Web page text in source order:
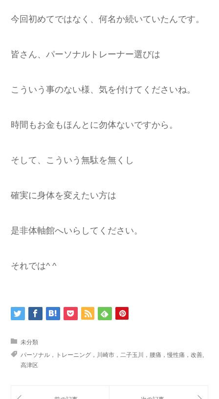
今回初めてではなく、何名か続いていたんです。
皆さん、パーソナルトレーナー選びは
こういう事のない様、気を付けてくださいね。
時間もお金もほんとに勿体ないですから。
そして、こういう無駄を無くし
確実に身体を変えたい方は
是非体軸館へいらしてください。
それでは^ ^
未分類
パーソナル，トレーニング，川崎市，二子玉川，腰痛，慢性痛，改善,
高津区